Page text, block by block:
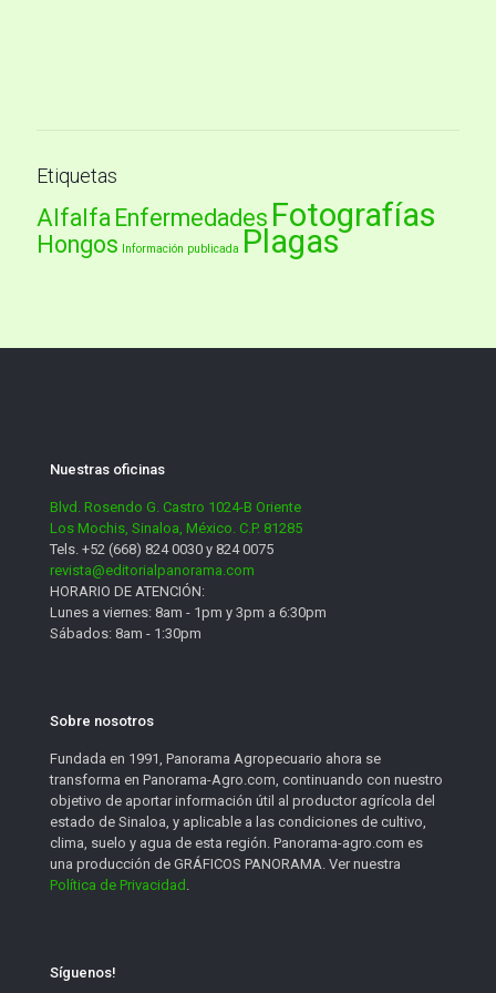
Etiquetas
Alfalfa Enfermedades Fotografías
Hongos Información publicada Plagas
Nuestras oficinas
Blvd. Rosendo G. Castro 1024-B Oriente
Los Mochis, Sinaloa, México. C.P. 81285
Tels. +52 (668) 824 0030 y 824 0075
revista@editorialpanorama.com
HORARIO DE ATENCIÓN:
Lunes a viernes: 8am - 1pm y 3pm a 6:30pm
Sábados: 8am - 1:30pm
Sobre nosotros
Fundada en 1991, Panorama Agropecuario ahora se
transforma en Panorama-Agro.com, continuando con nuestro
objetivo de aportar información útil al productor agrícola del
estado de Sinaloa, y aplicable a las condiciones de cultivo,
clima, suelo y agua de esta región. Panorama-agro.com es
una producción de GRÁFICOS PANORAMA. Ver nuestra
Política de Privacidad .
Síguenos!